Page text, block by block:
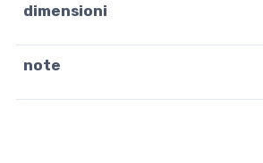
dimensioni
note